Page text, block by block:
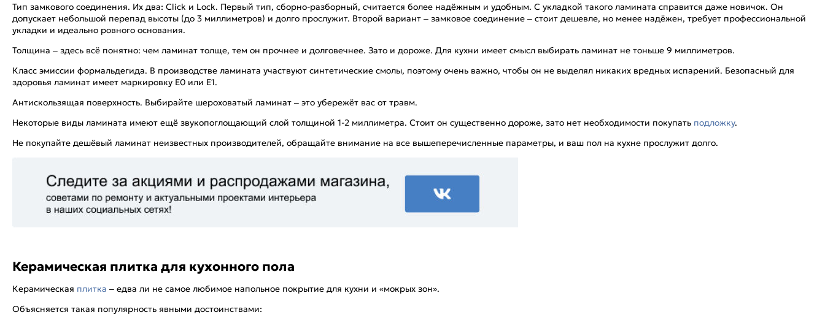
Тип замкового соединения. Их два: Click и Lock. Первый тип, сборно-разборный, считается более надёжным и удобным. С укладкой такого ламината справится даже новичок. Он
допускает небольшой перепад высоты (до 3 миллиметров) и долго прослужит. Второй вариант – замковое соединение – стоит дешевле, но менее надёжен, требует профессиональной
укладки и идеально ровного основания.
Толщина – здесь всё понятно: чем ламинат толще, тем он прочнее и долговечнее. Зато и дороже. Для кухни имеет смысл выбирать ламинат не тоньше 9 миллиметров.
Класс эмиссии формальдегида. В производстве ламината участвуют синтетические смолы, поэтому очень важно, чтобы он не выделял никаких вредных испарений. Безопасный для
здоровья ламинат имеет маркировку Е0 или Е1.
Антискользящая поверхность. Выбирайте шероховатый ламинат – это убережёт вас от травм.
Некоторые виды ламината имеют ещё звукопоглощающий слой толщиной 1-2 миллиметра. Стоит он существенно дороже, зато нет необходимости покупать подложку.
Не покупайте дешёвый ламинат неизвестных производителей, обращайте внимание на все вышеперечисленные параметры, и ваш пол на кухне прослужит долго.
Керамическая плитка для кухонного пола
Керамическая плитка – едва ли не самое любимое напольное покрытие для кухни и «мокрых зон».
Объясняется такая популярность явными достоинствами: